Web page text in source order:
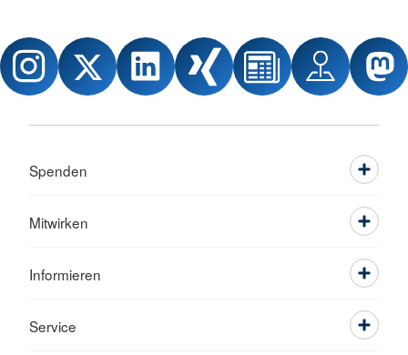
Spenden
Mitwirken
Informieren
Service